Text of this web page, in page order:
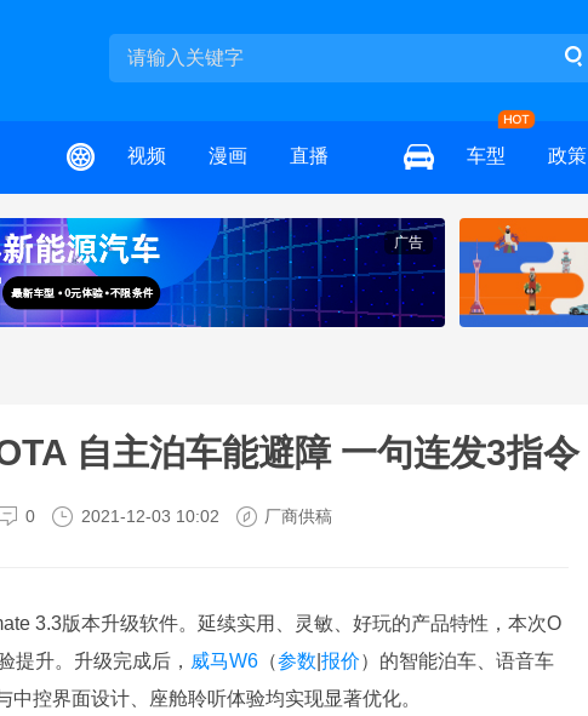
视频 漫画 直播 车型 政策
广告
自主泊车能避障 一句连发3指令
0 2021-12-03 10:02 厂商供稿
3.3版本升级软件。延续实用、灵敏、好玩的产品特性，本次O
提升。升级完成后， 威马W6 （参数 报价）的智能泊车、语音车
控界面设计、座舱聆听体验均实现显著优化。